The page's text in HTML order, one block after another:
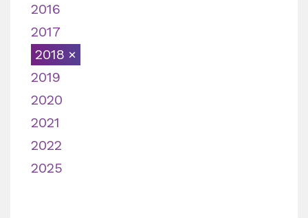
2016
2017
2018
2019
2020
2021
2022
2025